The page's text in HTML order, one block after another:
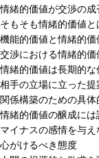
情緒的価値が交渉の成
そもそも情緒的価値と
機能的価値と情緒的価
交渉における情緒的価
情緒的価値は長期的
相手の立場に立った
関係構築のための具体
情緒的価値の醸成に
マイナスの感情を与え
心がけるべき態度